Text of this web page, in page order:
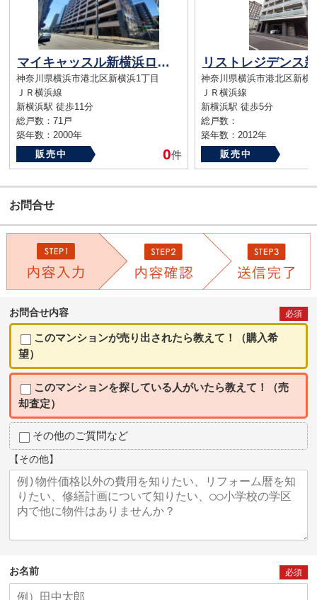
マイキャッスル新横浜ロイヤルステージ
神奈川県横浜市港北区新横浜1丁目
ＪＲ横浜線
新横浜駅 徒歩11分
総戸数：71戸
築年数：2000年
販売中
0件
リストレジデンス
神奈川県横浜市港北区新横
ＪＲ横浜線
新横浜駅 徒歩5分
総戸数：
築年数：2012年
販売中
お問合せ
お問合せ内容 必須
このマンションが売り出されたら教えて！（購入希
望）
このマンションを探している人がいたら教えて！（売
却査定）
その他のご質問など
【その他】
お名前 必須